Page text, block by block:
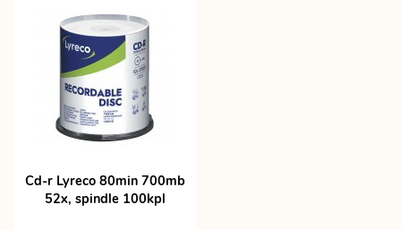
Cd-r Lyreco 80min 700mb
52x, spindle 100kpl